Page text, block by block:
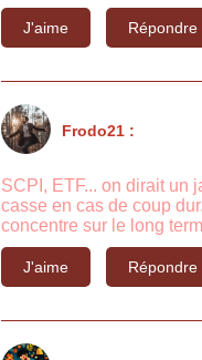
J'aime Répondre
Frodo21 :
SCPI, ETF... on dirait un
casse en cas de coup
concentre sur le long
J'aime Répondre